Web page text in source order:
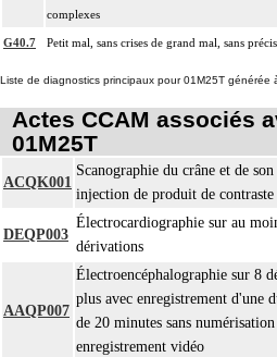
complexes
G40.7 Petit mal, sans crises de grand mal, sans
Liste de diagnostics principaux pour 01M25T générée
Actes CCAM associés
01M25T
ACQK001
Scanographie du crâne et de
injection de produit de contraste
DEQP003
Électrocardiographie sur au
dérivations
AAQP007
Électroencéphalographie sur 8
plus avec enregistrement d'une
de 20 minutes sans numérisation
enregistrement vidéo